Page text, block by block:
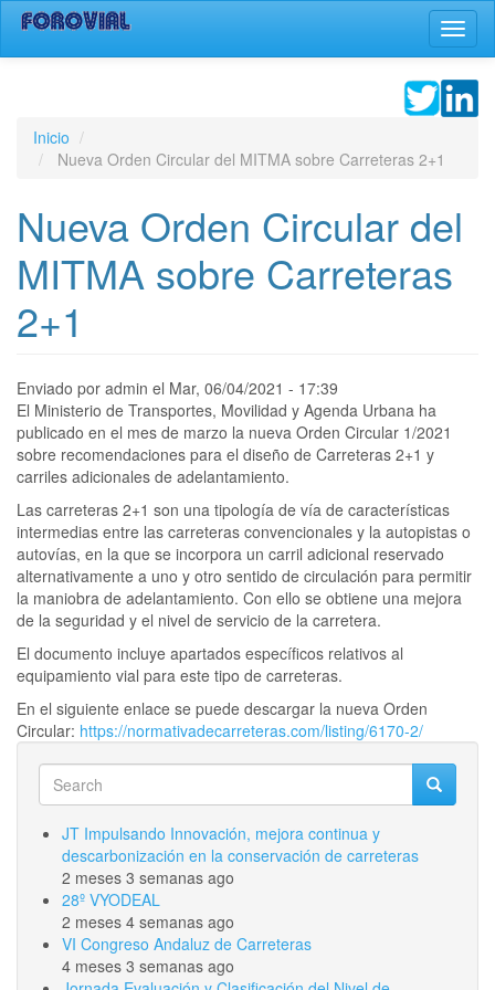
Pasar
contenido
Inicio
Nueva Orden Circular del MITMA sobre Carreteras 2+1
Nueva Orden Circular del
MITMA sobre Carreteras
2+1
Enviado por admin el Mar, 06/04/2021 - 17:39
El Ministerio de Transportes, Movilidad y Agenda Urbana ha
publicado en el mes de marzo la nueva Orden Circular 1/2021
sobre recomendaciones para el diseño de Carreteras 2+1 y
carriles adicionales de adelantamiento.
Las carreteras 2+1 son una tipología de vía de características
intermedias entre las carreteras convencionales y la autopistas o
autovías, en la que se incorpora un carril adicional reservado
alternativamente a uno y otro sentido de circulación para permitir
la maniobra de adelantamiento. Con ello se obtiene una mejora
de la seguridad y el nivel de servicio de la carretera.
El documento incluye apartados específicos relativos al
equipamiento vial para este tipo de carreteras.
En el siguiente enlace se puede descargar la nueva Orden
Circular: https://normativadecarreteras.com/listing/6170-2/
Search
Search Search
JT Impulsando Innovación, mejora continua y
descarbonización en la conservación de carreteras
2 meses 3 semanas ago
28º VYODEAL
2 meses 4 semanas ago
VI Congreso Andaluz de Carreteras
4 meses 3 semanas ago